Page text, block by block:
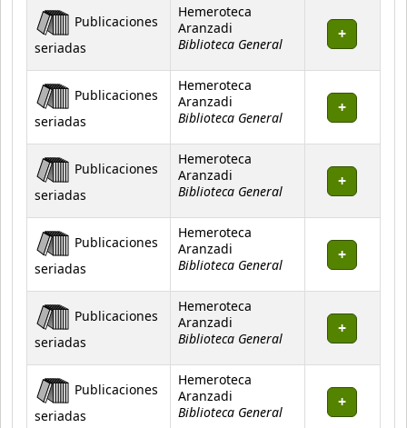
Publicaciones
seriadas
Hemeroteca
Aranzadi
Biblioteca General
Publicaciones
seriadas
Hemeroteca
Aranzadi
Biblioteca General
Publicaciones
seriadas
Hemeroteca
Aranzadi
Biblioteca General
Publicaciones
seriadas
Hemeroteca
Aranzadi
Biblioteca General
Publicaciones
seriadas
Hemeroteca
Aranzadi
Biblioteca General
Publicaciones
seriadas
Hemeroteca
Aranzadi
Biblioteca General